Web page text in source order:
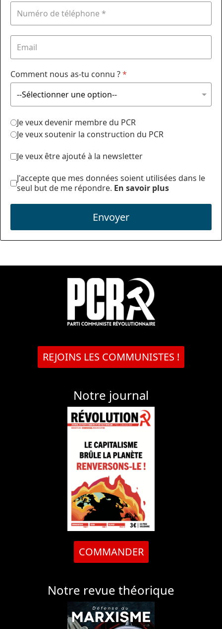
Comment nous as-tu connu ?*
Je veux devenir membre du PCR
Je veux soutenir la construction du PCR
Je veux être ajouté à la newsletter
J'accepte que mes données soient utilisées dans le
seul but de me répondre. En savoir plus
Envoyer
REJOINS LES COMMUNISTES !
Notre journal
COMMANDER
Notre revue théorique